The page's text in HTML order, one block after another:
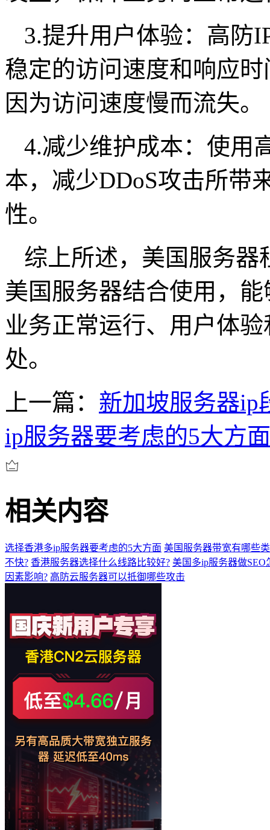
3.提升用户体验：高防
稳定的访问速度和响应
因为访问速度慢而流失。
4.减少维护成本：使用
本，减少DDoS攻击所带
性。
综上所述，美国服务器
美国服务器结合使用，
业务正常运行、用户体
处。
上一篇： 新加坡服务器ip
ip服务器要考虑的5大方面
相关内容
选择香港多ip服务器要考虑的5大方面 美国服务器带宽有哪些
不快? 香港服务器选择什么线路比较好? 美国多ip服务器做SEO
因素影响? 高防云服务器可以抵御哪些攻击